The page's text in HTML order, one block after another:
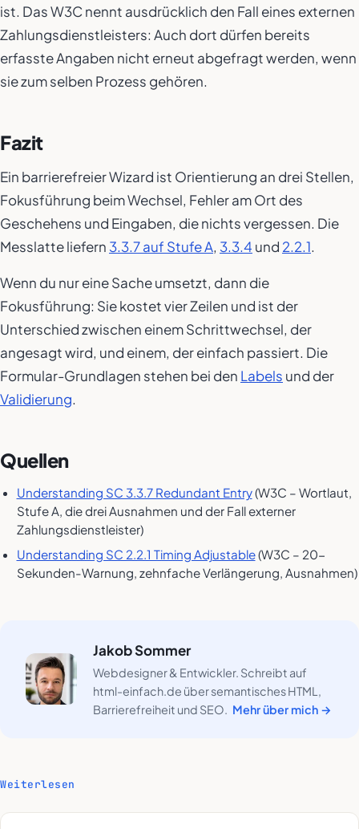
ist. Das W3C nennt ausdrücklich den Fall eines externen
Zahlungsdienstleisters: Auch dort dürfen bereits
erfasste Angaben nicht erneut abgefragt werden, wenn
sie zum selben Prozess gehören.
Fazit
Ein barrierefreier Wizard ist Orientierung an drei Stellen,
Fokusführung beim Wechsel, Fehler am Ort des
Geschehens und Eingaben, die nichts vergessen. Die
Messlatte liefern 3.3.7 auf Stufe A, 3.3.4 und 2.2.1.
Wenn du nur eine Sache umsetzt, dann die
Fokusführung: Sie kostet vier Zeilen und ist der
Unterschied zwischen einem Schrittwechsel, der
angesagt wird, und einem, der einfach passiert. Die
Formular-Grundlagen stehen bei den Labels und der
Validierung.
Quellen
Understanding SC 3.3.7 Redundant Entry(W3C – Wortlaut,
Stufe A, die drei Ausnahmen und der Fall externer
Zahlungsdienstleister)
Understanding SC 2.2.1 Timing Adjustable(W3C – 20-
Sekunden-Warnung, zehnfache Verlängerung, Ausnahmen)
Jakob Sommer
Webdesigner & Entwickler. Schreibt auf
html-einfach.de über semantisches HTML,
Barrierefreiheit und SEO. Mehr über mich →
Weiterlesen